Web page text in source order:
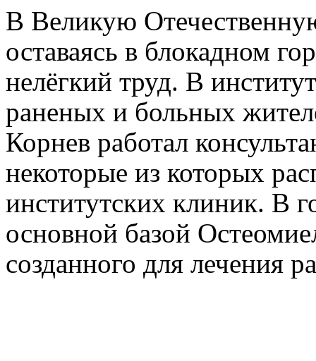
В Великую
оставаясь в блокадном
нелёгкий труд. В
раненых и больных
Корнев работал
некоторые из которых
институтских клиник. В
основной базой
созданного для лечения